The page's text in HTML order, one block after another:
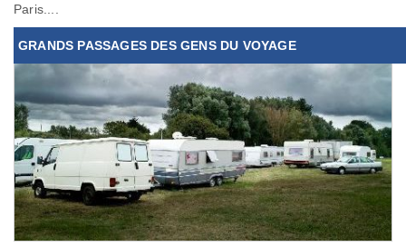
Paris....
GRANDS PASSAGES DES GENS DU VOYAGE